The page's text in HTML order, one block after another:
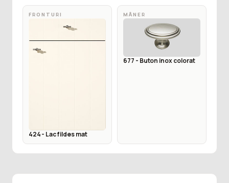
FRONTURI
424 - Lac fildes mat
MÂNER
677 - Buton inox colorat